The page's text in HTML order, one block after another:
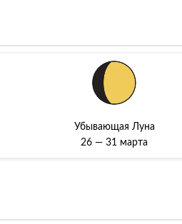
Убывающая Луна
26 — 31 марта